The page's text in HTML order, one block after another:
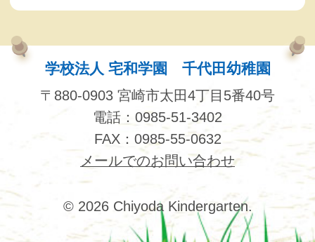
学校法人 宅和学園 千代田幼稚園
〒880-0903 宮崎市太田4丁目5番40号
電話：0985-51-3402
FAX：0985-55-0632
メールでのお問い合わせ
© 2026 Chiyoda Kindergarten.